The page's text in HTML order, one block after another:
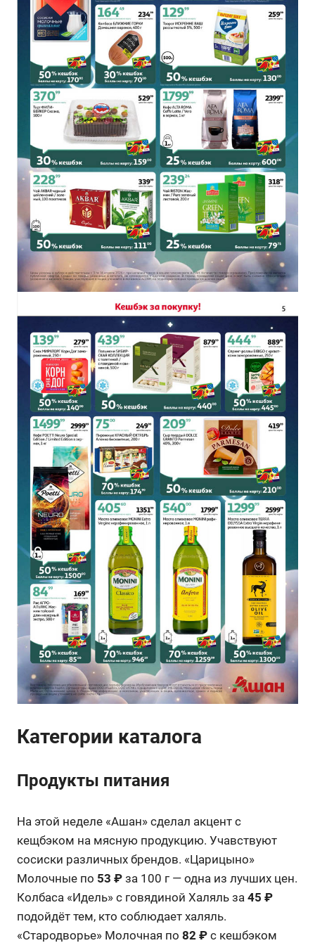
Категории каталога
Продукты питания
На этой неделе «Ашан» сделал акцент с
кещбэком на мясную продукцию. Учавствуют
сосиски различных брендов. «Царицыно»
Молочные по 53 ₽ за 100 г — одна из лучших цен.
Колбаса «Идель» с говядиной Халяль за 45 ₽
подойдёт тем, кто соблюдает халяль.
«Стародворье» Молочная по 82 ₽ с кешбэком